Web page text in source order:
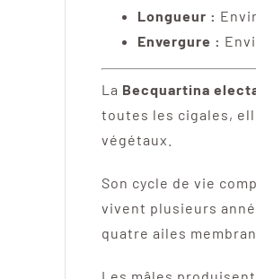
Longueur :
Envergure :
La Becquartina
toutes les cigales,
végétaux.
Son cycle de vie
vivent plusieurs
quatre ailes